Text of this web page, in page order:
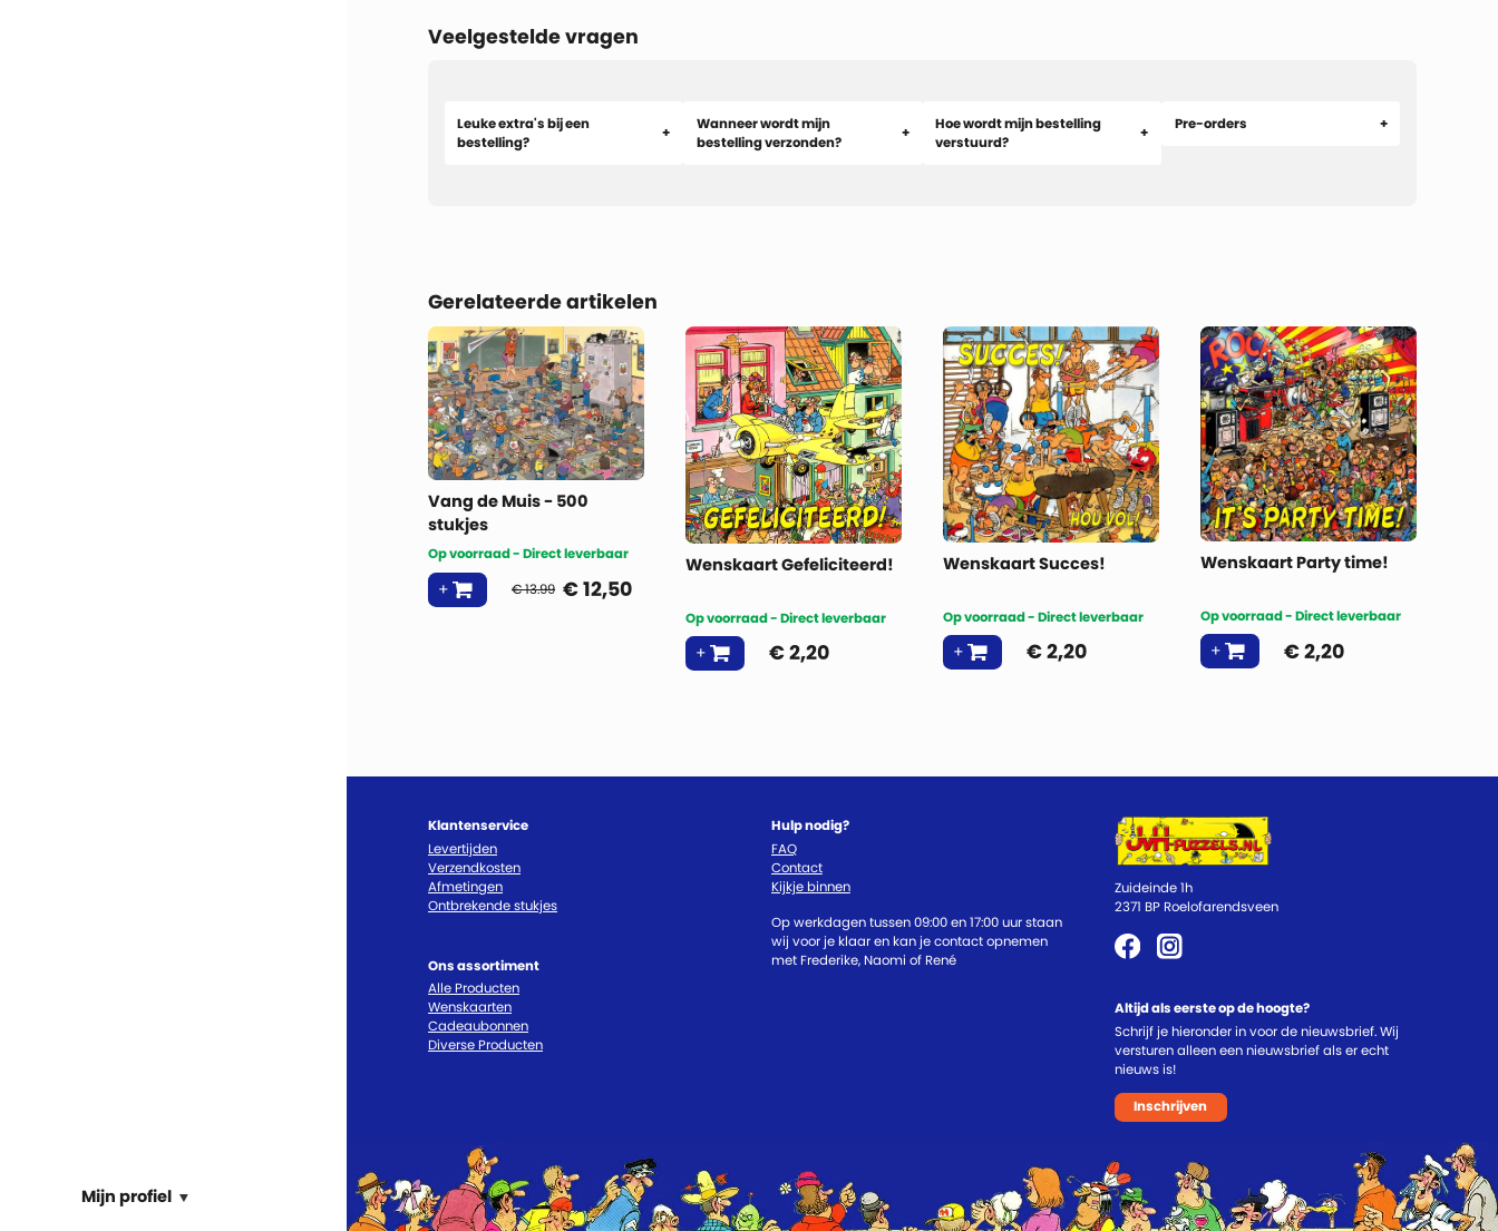
Mijn profiel
Veelgestelde vragen
Leuke extra's bij een
bestelling?
Wanneer wordt mijn
bestelling verzonden?
Hoe wordt mijn bestelling
verstuurd?
Pre-orders
Gerelateerde artikelen
Vang de Muis - 500
stukjes
Op voorraad - Direct leverbaar
€ 13.99 €12,50
Wenskaart Gefeliciteerd!
Op voorraad - Direct leverbaar
€2,20
Wenskaart Succes!
Op voorraad - Direct leverbaar
€2,20
Wenskaart Party time!
Op voorraad - Direct leverbaar
€2,20
Klantenservice
Levertijden
Verzendkosten
Afmetingen
Ontbrekende stukjes
Ons assortiment
Alle Producten
Wenskaarten
Cadeaubonnen
Diverse Producten
Hulp nodig?
FAQ
Contact
Kijkje binnen
Op werkdagen tussen 09:00 en 17:00 uur staan
wij voor je klaar en kan je contact opnemen
met Frederike, Naomi of René
Zuideinde 1h
2371 BP Roelofarendsveen
Altijd als eerste op de hoogte?
Schrijf je hieronder in voor de nieuwsbrief. Wij
versturen alleen een nieuwsbrief als er echt
nieuws is!
Inschrijven